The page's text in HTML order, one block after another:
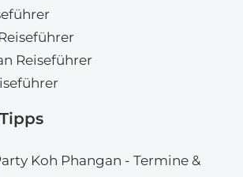
Reiseführer
Koh Phangan - Termine &